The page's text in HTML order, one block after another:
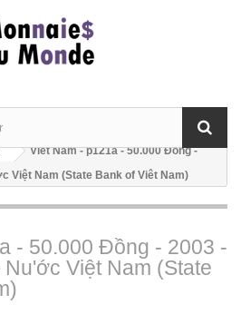
Viêt Nam - p121a - 50.000 Ðồng -
Việt Nam (State Bank of Viêt Nam)
- 50.000 Ðồng - 2003 -
Việt Nam (State